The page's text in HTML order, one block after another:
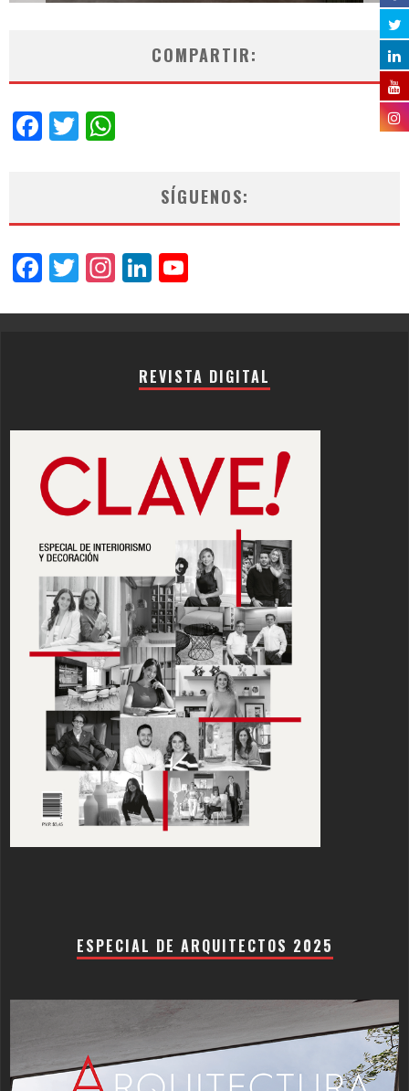
COMPARTIR:
Facebook
Twitter
SÍGUENOS:
Facebook
Twitter
Instagram
LinkedIn
REVISTA DIGITAL
ESPECIAL DE ARQUITECTOS 2025